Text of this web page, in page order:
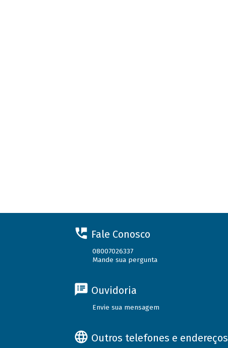
Fale Conosco
08007026337
Mande sua pergunta
Ouvidoria
Envie sua mensagem
Outros telefones e endereços